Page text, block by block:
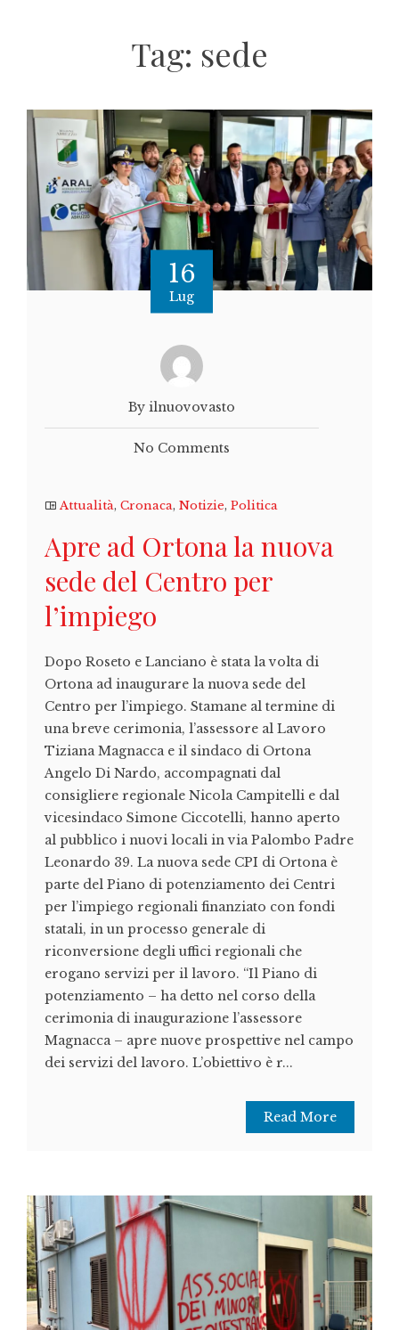
Tag: sede
16
Lug
By ilnuovovasto
No Comments
Attualità, Cronaca, Notizie, Politica
Apre ad Ortona la nuova
sede del Centro per
l’impiego
Dopo Roseto e Lanciano è stata la volta di
Ortona ad inaugurare la nuova sede del
Centro per l’impiego. Stamane al termine di
una breve cerimonia, l’assessore al Lavoro
Tiziana Magnacca e il sindaco di Ortona
Angelo Di Nardo, accompagnati dal
consigliere regionale Nicola Campitelli e dal
vicesindaco Simone Ciccotelli, hanno aperto
al pubblico i nuovi locali in via Palombo Padre
Leonardo 39. La nuova sede CPI di Ortona è
parte del Piano di potenziamento dei Centri
per l’impiego regionali finanziato con fondi
statali, in un processo generale di
riconversione degli uffici regionali che
erogano servizi per il lavoro. “Il Piano di
potenziamento – ha detto nel corso della
cerimonia di inaugurazione l’assessore
Magnacca – apre nuove prospettive nel campo
dei servizi del lavoro. L’obiettivo è r...
Read More